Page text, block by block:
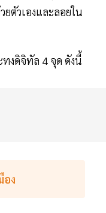
ยตัวเองและลอยใน
งดิจิทัล 4 จุด ดังนี้
อง